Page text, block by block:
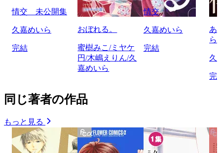
情交 未公開集
久嘉めいら
完結
おぼれる。
蜜樹みこ/ミヤケ
円/木嶋えりん/久
嘉めいら
情交
久嘉めいら
完結
あ
ら
久
完
同じ著者の作品
もっと見る